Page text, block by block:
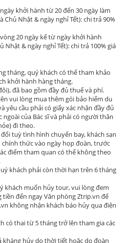
khởi hành từ 20 đến 30 ngày làm
Chủ Nhật & ngày nghỉ Tết): chi trả 90%
20 ngày kể từ ngày khởi hành
Nhật & ngày nghỉ Tết): chi trả 100% giá
tháng, quý khách có thể tham khảo
khởi hành hàng tháng.
đã bao gồm đầy đủ thuế và phí.
vui lòng mua thêm gói bảo hiểm du
yêu cầu phải có giấy xác nhận đầy đủ
của Bác sĩ và phải có người thân
đi theo.
tuỳ tình hình chuyến bay, khách sạn
chính thức vào ngày họp đoàn, trước
điểm tham quan có thể không theo
khách phải còn thời hạn trên 6 tháng
khách muốn hủy tour, vui lòng đem
tiền đến ngay Văn phòng Ztrip.vn để
không nhận khách báo hủy qua điện
có thai từ 5 tháng trở lên tham gia các
hủy do thời tiết hoặc do đoàn